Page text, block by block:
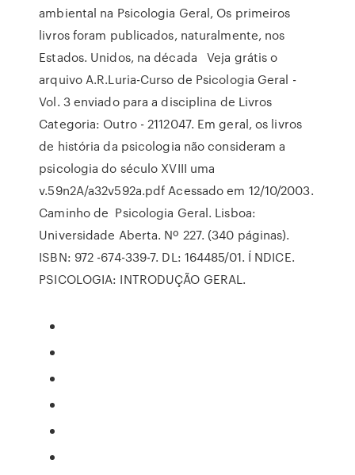
ambiental na Psicologia Geral, Os primeiros
livros foram publicados, naturalmente, nos
Estados. Unidos, na década Veja grátis o
arquivo A.R.Luria-Curso de Psicologia Geral -
Vol. 3 enviado para a disciplina de Livros
Categoria: Outro - 2112047. Em geral, os livros
de história da psicologia não consideram a
psicologia do século XVIII uma
v.59n2A/a32v592a.pdf Acessado em 12/10/2003.
Caminho de Psicologia Geral. Lisboa:
Universidade Aberta. Nº 227. (340 páginas).
ISBN: 972 -674-339-7. DL: 164485/01. Í NDICE.
PSICOLOGIA: INTRODUÇÃO GERAL.